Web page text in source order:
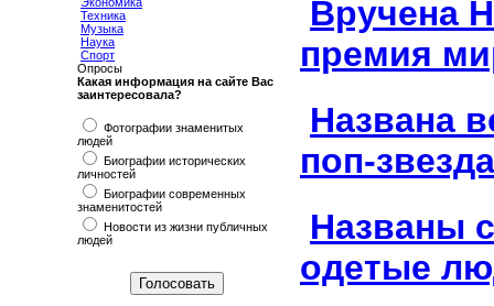
Техника
Музыка
Наука
Спорт
Опросы
Какая информация на сайте Вас
заинтересовала?
Фотографии знаменитых
людей
Биографии исторических
личностей
Биографии современных
знаменитостей
Новости из жизни публичных
людей
Вручена
премия
Названа
поп-
Названы
одетые